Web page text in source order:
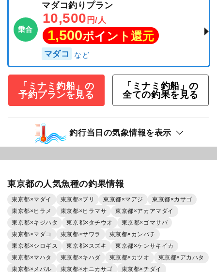
乗合
マダコ釣りプラン
10,500 円/人
1,500ポイント還元
マダコ
「ミナミ釣船」の
予約プランを見る
「ミナミ釣船」の
全ての釣果を見る
釣行当日の気象情報を表示
東京都の人気魚種の釣果情報
東京都×マダイ 東京都×ブリ 東京都×マアジ
東京都×カサゴ
東京都×ヒラメ
東京都×ヒラマサ
東京都×アカアマダイ
東京都×キジハタ
東京都×タチウオ
東京都×ゴマサバ
東京都×マダコ
東京都×サワラ
東京都×カンパチ
東京都×シロギス
東京都×スズキ
東京都×ケンサキイカ
東京都×マハタ
東京都×キハダ 東京都×カツオ
東京都×アカハタ
東京都×メバル
東京都×オニカサゴ
東京都×チダイ